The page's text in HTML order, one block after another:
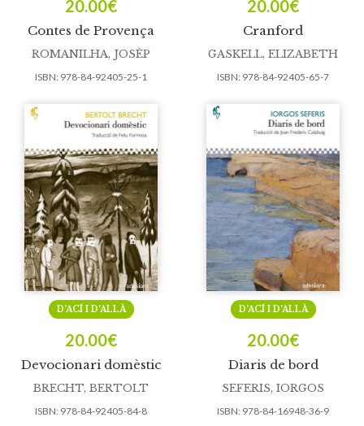
Contes de Provença
20.00€
ROMANILHA, JOSÈP
ISBN: 978-84-92405-25-1
Cranford
20.00€
GASKELL, ELIZABETH
ISBN: 978-84-92405-65-7
Devocionari domèstic
D’ACÍ I D’ALLÀ
20.00€
BRECHT, BERTOLT
ISBN: 978-84-92405-84-8
Diaris de bord
D’ACÍ I D’ALLÀ
20.00€
SEFERIS, IORGOS
ISBN: 978-84-16948-36-9